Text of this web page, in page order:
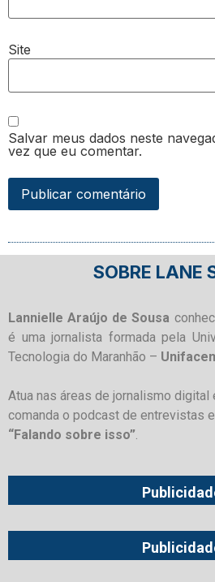
Site
Salvar meus dados neste
vez que eu comentar.
SOBRE LANE
Lannielle Araújo de Sousa
é uma jornalista formada pela
Tecnologia do Maranhão –
Atua nas áreas de jornalismo
comanda o podcast de entrevistas
“Falando sobre isso”.